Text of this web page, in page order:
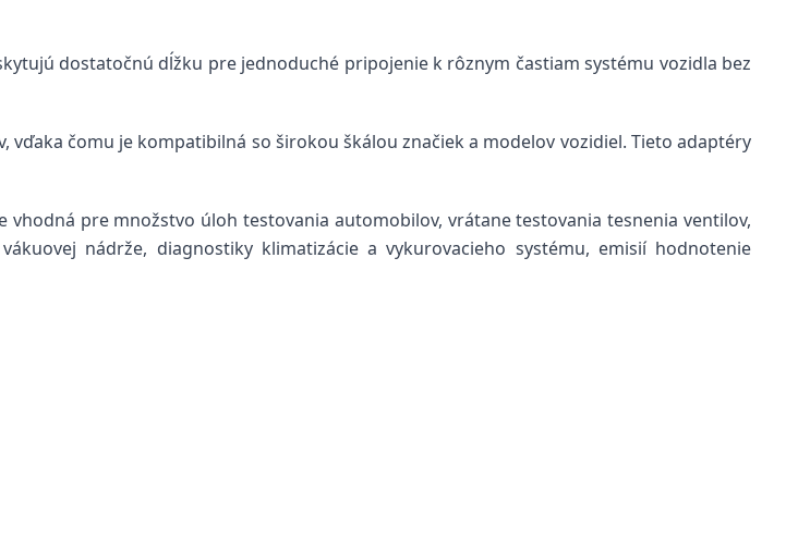
dostatočnú dĺžku pre jednoduché pripojenie k rôznym častiam systému vozidla bez
čomu je kompatibilná so širokou škálou značiek a modelov vozidiel. Tieto adaptéry
pre množstvo úloh testovania automobilov, vrátane testovania tesnenia ventilov,
nádrže, diagnostiky klimatizácie a vykurovacieho systému, emisií hodnotenie